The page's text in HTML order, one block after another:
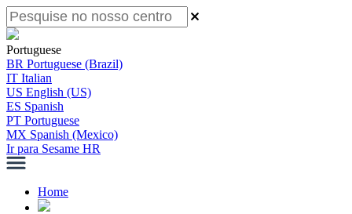
Portuguese
BR Portuguese (Brazil)
IT Italian
US English (US)
ES Spanish
PT Portuguese
MX Spanish (Mexico)
Ir para Sesame HR
Home